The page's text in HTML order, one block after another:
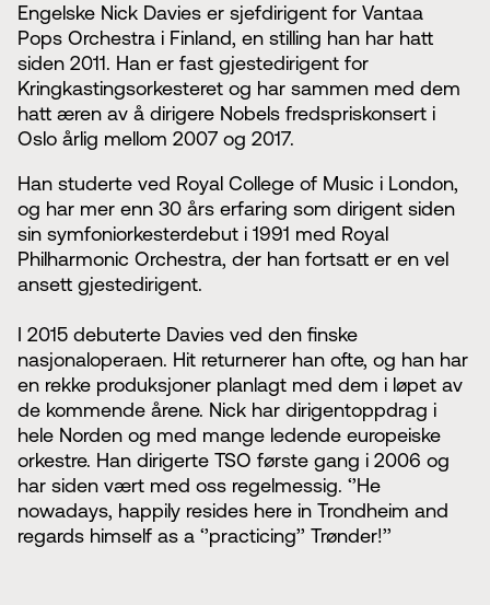
Engelske Nick Davies er sjefdirigent for Vantaa
Pops Orchestra i Finland, en stilling han har hatt
siden 2011. Han er fast gjestedirigent for
Kringkastingsorkesteret og har sammen med dem
hatt æren av å dirigere Nobels fredspriskonsert i
Oslo årlig mellom 2007 og 2017.
Han studerte ved Royal College of Music i London,
og har mer enn 30 års erfaring som dirigent siden
sin symfoniorkesterdebut i 1991 med Royal
Philharmonic Orchestra, der han fortsatt er en vel
ansett gjestedirigent.
I 2015 debuterte Davies ved den finske
nasjonaloperaen. Hit returnerer han ofte, og han har
en rekke produksjoner planlagt med dem i løpet av
de kommende årene. Nick har dirigentoppdrag i
hele Norden og med mange ledende europeiske
orkestre. Han dirigerte TSO første gang i 2006 og
har siden vært med oss regelmessig. ‘’He
nowadays, happily resides here in Trondheim and
regards himself as a ‘’practicing’’ Trønder!’’